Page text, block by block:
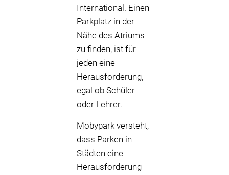
International. Einen
Parkplatz in der
Nähe des Atriums
zu finden, ist für
jeden eine
Herausforderung,
egal ob Schüler
oder Lehrer.
Mobypark versteht,
dass Parken in
Städten eine
Herausforderung